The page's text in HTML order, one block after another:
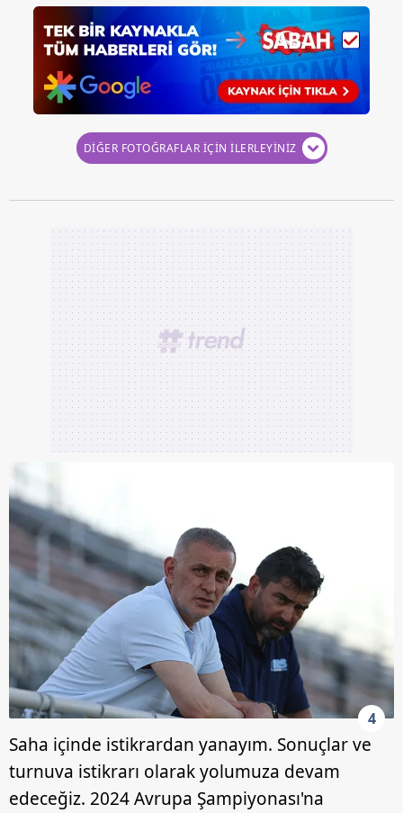
DİĞER FOTOĞRAFLAR İÇİN İLERLEYİNİZ
4
Saha içinde istikrardan yanayım. Sonuçlar ve
turnuva istikrarı olarak yolumuza devam
edeceğiz. 2024 Avrupa Şampiyonası'na